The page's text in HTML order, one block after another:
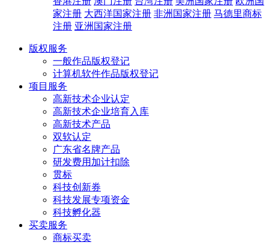
家注册 大西洋国家注册 非洲国家注册 马德里商标
注册 亚洲国家注册
版权服务
一般作品版权登记
计算机软件作品版权登记
项目服务
高新技术企业认定
高新技术企业培育入库
高新技术产品
双软认定
广东省名牌产品
研发费用加计扣除
贯标
科技创新券
科技发展专项资金
科技孵化器
买卖服务
商标买卖